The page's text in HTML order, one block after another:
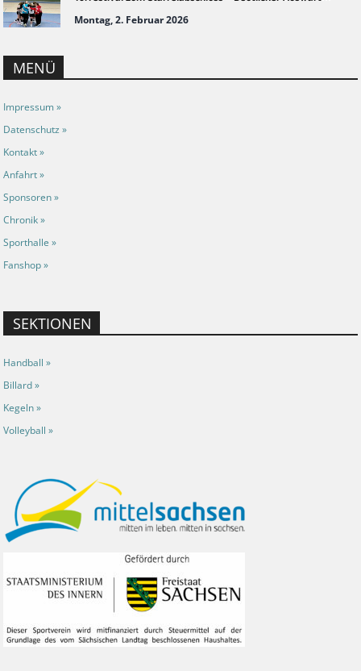
Montag, 2. Februar 2026
MENÜ
Impressum »
Datenschutz »
Kontakt »
Anfahrt »
Sponsoren »
Chronik »
Sporthalle »
Fanshop »
SEKTIONEN
Handball »
Billard »
Kegeln »
Volleyball »